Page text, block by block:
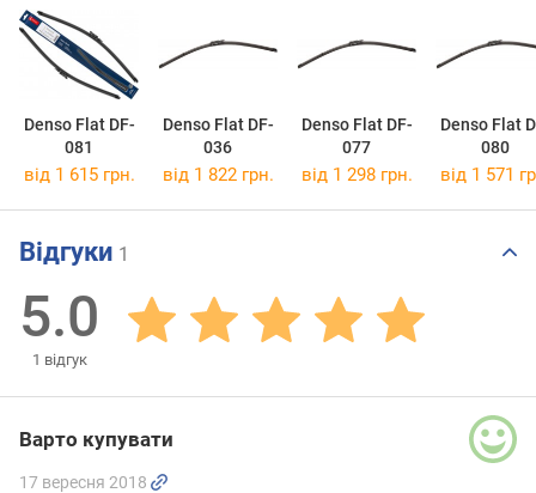
Denso Flat DF-
081
Denso Flat DF-
036
Denso Flat DF-
077
Denso Flat
080
від 1 615 грн. від 1 822 грн. від 1 298 грн. від 1 571
Відгуки 1
5.0
1 відгук
Варто купувати
17 вересня 2018